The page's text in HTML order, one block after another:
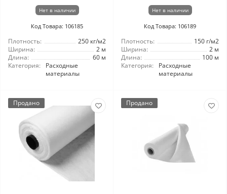
Нет в наличии
Код Товара: 106185
Плотность:
250 кг/м2
Ширина:
2 м
Длина:
60 м
Категория:
Расходные
материалы
Нет в наличии
Код Товара: 106189
Плотность:
150 г/м2
Ширина:
2 м
Длина:
100 м
Категория:
Расходные
материалы
Продано Продано